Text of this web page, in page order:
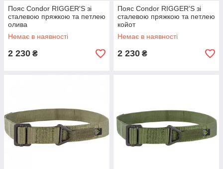
Пояс Condor RIGGER'S зі
сталевою пряжкою та петлею
олива
Немає в наявності
2 230 ₴
Пояс Condor RIGGER'S зі
сталевою пряжкою та петлею
койот
Немає в наявності
2 230 ₴